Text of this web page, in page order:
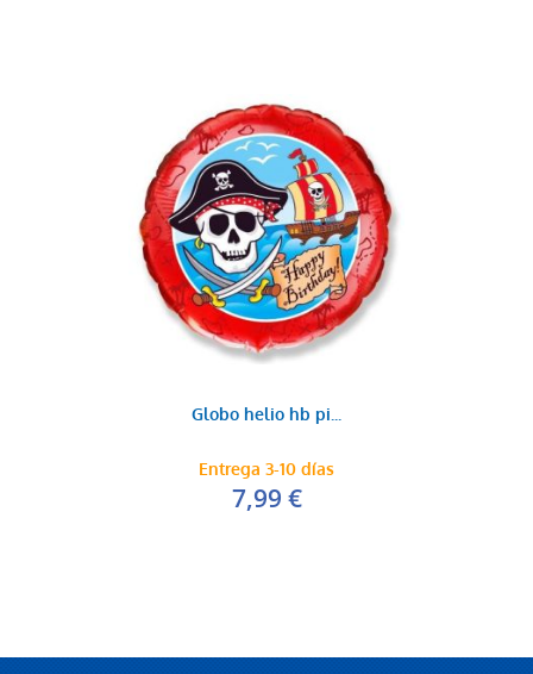
AÑADIR AL CARRITO
0,20 €
Globo helio hb pi...
Entrega 3-10 días
7,99 €